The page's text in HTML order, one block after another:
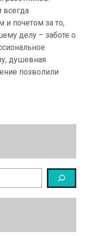
всегда
почетом за то,
делу – заботе о
душевная
позволили